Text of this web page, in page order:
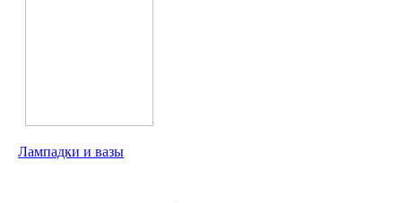
Лампадки и вазы